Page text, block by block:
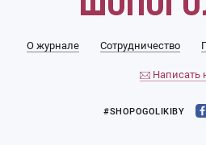
О журнале Сотрудничество
Написать
#SHOPOGOLIKIBY